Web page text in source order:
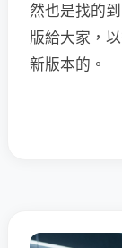
然也是找的
版給大家，
新版本的。